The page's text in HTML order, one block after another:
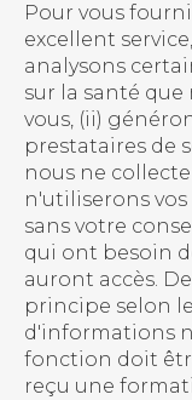
Pour vous
excellent
analysons
sur la santé que
vous, (ii)
prestataires de
nous ne
n'utiliserons
sans votre
qui ont besoin
auront accès.
principe selon
d'informations
fonction doit
reçu une